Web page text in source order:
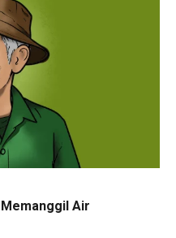
Air